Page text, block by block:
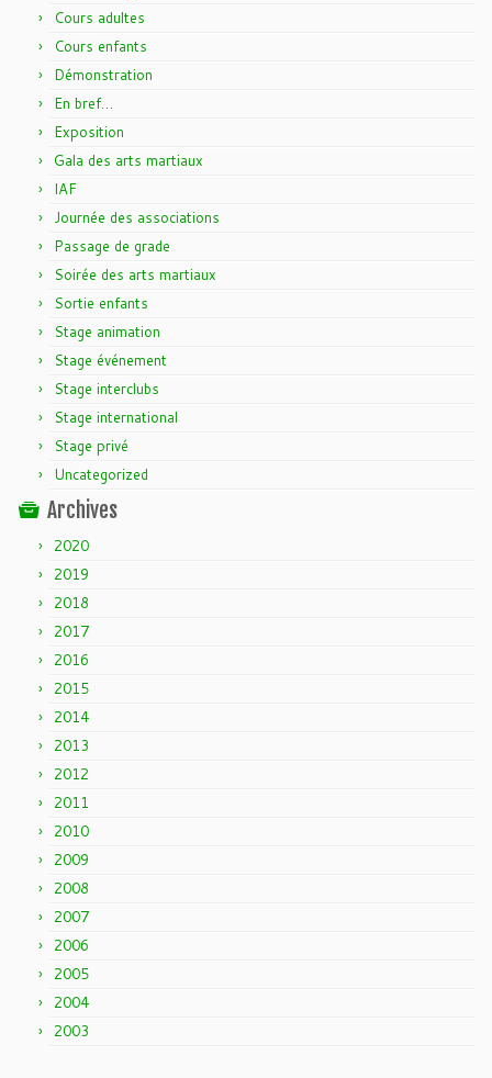
Cours adultes
Cours enfants
Démonstration
En bref…
Exposition
Gala des arts martiaux
IAF
Journée des associations
Passage de grade
Soirée des arts martiaux
Sortie enfants
Stage animation
Stage événement
Stage interclubs
Stage international
Stage privé
Uncategorized
Archives
2020
2019
2018
2017
2016
2015
2014
2013
2012
2011
2010
2009
2008
2007
2006
2005
2004
2003